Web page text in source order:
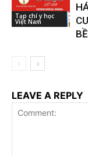
Tạp chí y học
Việt Nam
LEAVE A REPLY